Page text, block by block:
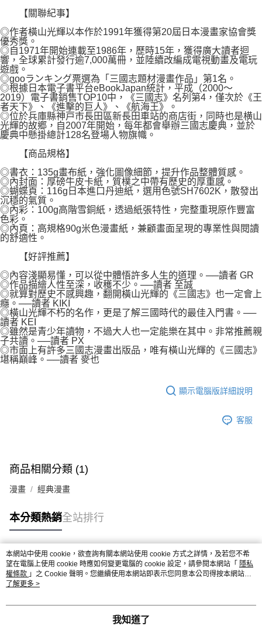
【關聯紀事】
◎作者橫山光輝以本作於1991年獲得第20屆日本漫畫家協會獎
優秀獎。
◎自1971年開始連載至1986年，歷時15年，獲得廣大讀者迴
響，全球累計發行逾7,000萬冊，並陸續改編成電視動畫及電玩
遊戲。
◎gooランキング票選為「三國志題材漫畫作品」第1名。
◎根據日本電子書平台eBookJapan統計，平成（2000～
2019）電子書銷售TOP10中，《三國志》名列第4，僅次於《王
者天下》、《進擊的巨人》、《航海王》。
◎位於兵庫縣神戸市長田區新長田車站的商店街，同時也是横山
光輝的故郷，自2007年開始，每年都會舉辦三國志慶典，並於
慶典中懸掛總計128名登場人物旗幟。
【商品規格】
◎書衣：135g畫布紙，強化圖像細節，提升作品整體質感。
◎內封面：厚磅牛皮卡紙，質樸之中帶有歷史的厚重感。
◎蝴蝶頁：116g日本進口丹迪紙，選用色號SH7602K，散發出
沉穩的氣質。
◎內彩：100g高階雪銅紙，透過紙張特性，完整重現原作豐富
色彩。
◎內頁：高規格90g米色漫畫紙，兼顧畫面呈現的專業性與閱讀
的舒適性。
【好評推薦】
◎內容淺顯易懂，可以從中體悟許多人生的道理。──讀者 GR
◎作品描繪人性至深，收穫不少。──讀者 至誠
◎就算對歷史不感興趣，翻開橫山光輝的《三國志》也一定會上
癮。──讀者 KIKI
◎橫山光輝不朽的名作，更是了解三國時代的最佳入門書。──
讀者 KEI
◎雖然是青少年讀物，不過大人也一定能樂在其中。非常推薦親
子共讀。──讀者 PX
◎市面上有許多三國志漫畫出版品，唯有橫山光輝的《三國志》
堪稱巔峰。──讀者 麥也
顯示電腦版詳細說明
客服
商品相關分類 (1)
漫畫 經典漫畫
本分類熱銷全站排行
熱門標籤
本網站中使用 cookie，欲查詢有關本網站使用 cookie 方式之詳情，及若您不希
望在電腦上使用 cookie 時應如何變更電腦的 cookie 設定，請參閱本網站「 隱私
權條款 」之 Cookie 聲明。您繼續使用本網站即表示您同意本公司得按本網站使
用條款之 Cookie 聲明使用 cookie。
了解更多 >
我知道了